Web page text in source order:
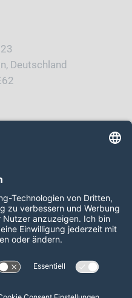
Deutschland
uns auf:
YouTube